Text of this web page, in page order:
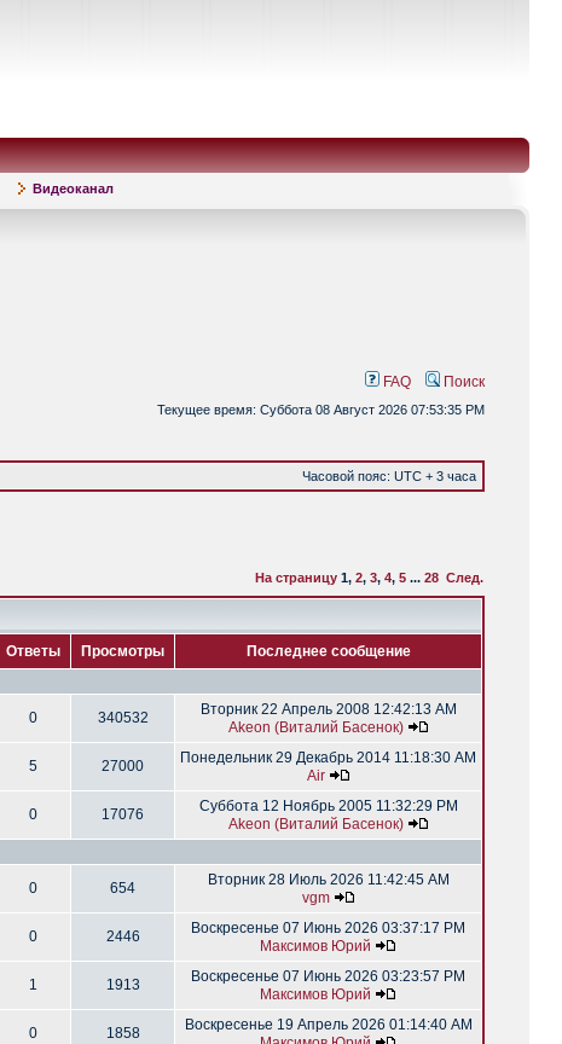
Видеоканал
FAQ Поиск
Текущее время: Суббота 08 Август 2026 07:53:35 PM
Часовой пояс: UTC + 3 часа
На страницу 1, 2, 3, 4, 5 ... 28 След.
Ответы Просмотры Последнее сообщение
0 340532
Вторник 22 Апрель 2008 12:42:13 AM
Akeon (Виталий Басенок)
5 27000
Понедельник 29 Декабрь 2014 11:18:30 AM
Air
0 17076
Суббота 12 Ноябрь 2005 11:32:29 PM
Akeon (Виталий Басенок)
0 654
Вторник 28 Июль 2026 11:42:45 AM
vgm
0 2446
Воскресенье 07 Июнь 2026 03:37:17 PM
Максимов Юрий
1 1913
Воскресенье 07 Июнь 2026 03:23:57 PM
Максимов Юрий
0 1858
Воскресенье 19 Апрель 2026 01:14:40 AM